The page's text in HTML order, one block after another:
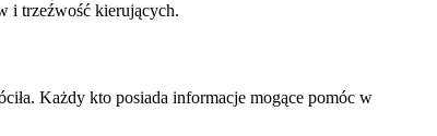
i trzeźwość kierujących.
Każdy kto posiada informacje mogące pomóc w